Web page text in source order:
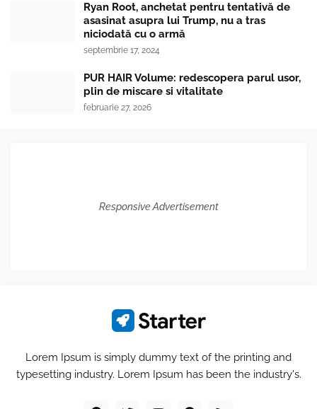
Ryan Root, anchetat pentru tentativă de
asasinat asupra lui Trump, nu a tras
niciodată cu o armă
septembrie 17, 2024
PUR HAIR Volume: redescopera parul usor,
plin de miscare si vitalitate
februarie 27, 2026
Responsive Advertisement
Lorem Ipsum is simply dummy text of the printing and
typesetting industry. Lorem Ipsum has been the industry's.